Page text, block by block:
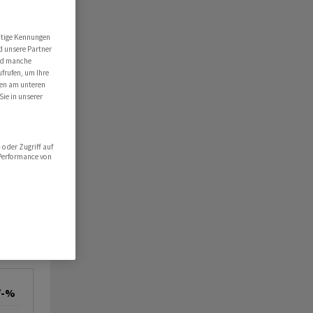
%
Kennungen
unsere Partner
manche
um Ihre
am unteren
in unserer
oder Zugriff auf
von